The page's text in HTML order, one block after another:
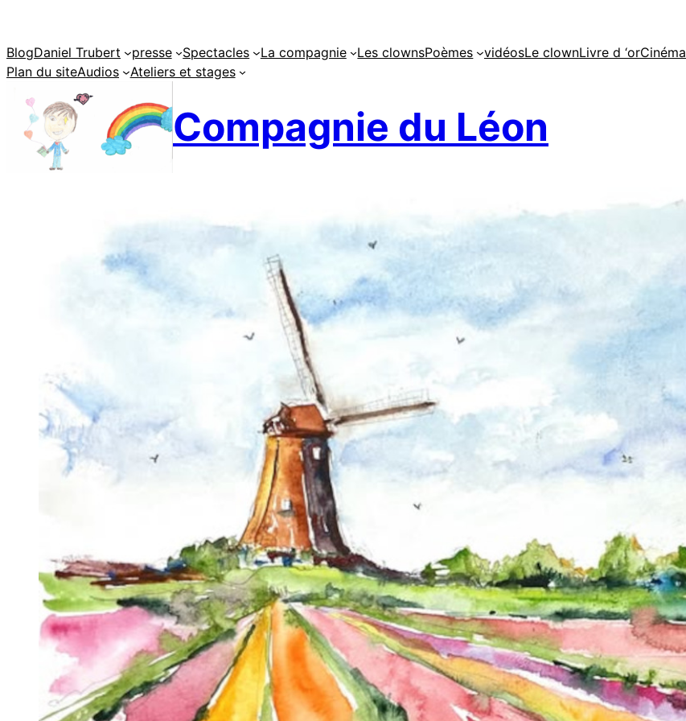
contenu
BlogDaniel Trubert presse Spectacles La compagnie Les clownsPoèmes vidéosLe clownLivre d ‘orCinéma
Plan du siteAudios Ateliers et stages
Compagnie du Léon